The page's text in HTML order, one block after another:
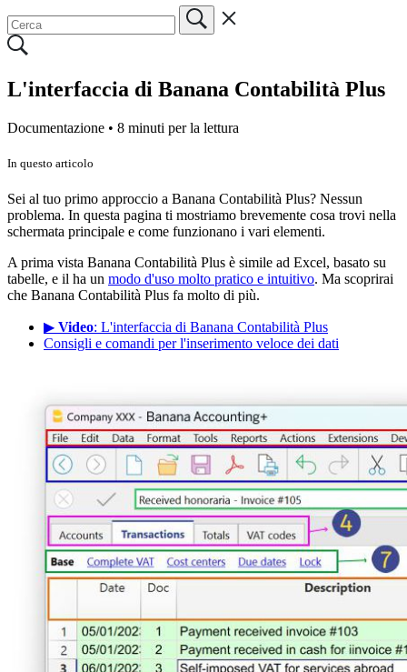
L'interfaccia di Banana Contabilità Plus
Documentazione • 8 minuti per la lettura
In questo articolo
Sei al tuo primo approccio a Banana Contabilità Plus? Nessun
problema. In questa pagina ti mostriamo brevemente cosa trovi nella
schermata principale e come funzionano i vari elementi.
A prima vista Banana Contabilità Plus è simile ad Excel, basato su
tabelle, e il ha un modo d'uso molto pratico e intuitivo. Ma scoprirai
che Banana Contabilità Plus fa molto di più.
▶ Video: L'interfaccia di Banana Contabilità Plus
Consigli e comandi per l'inserimento veloce dei dati